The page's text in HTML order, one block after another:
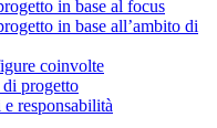
in base al focus
in base all’ambito di
coinvolte
progetto
responsabilità